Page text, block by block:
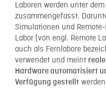
Laboren werden unter dem
zusammengefasst.
Simulationen und
Labor (von engl. Remote
auch als Fernlabore
verwendet und meint
Hardware automatisiert
Verfügung gestellt